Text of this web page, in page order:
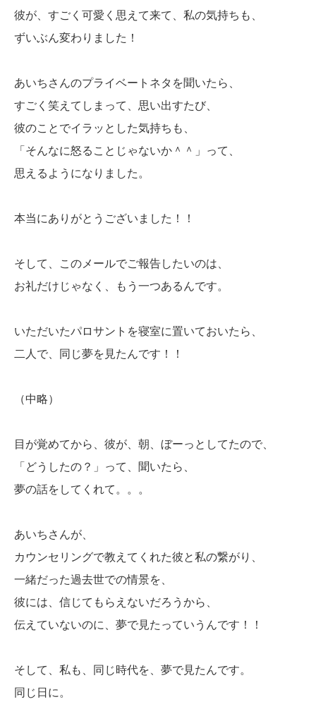
彼が、すごく可愛く思えて来て、私の気持ちも、
ずいぶん変わりました！
あいちさんのプライベートネタを聞いたら、
すごく笑えてしまって、思い出すたび、
彼のことでイラッとした気持ちも、
「そんなに怒ることじゃないか＾＾」って、
思えるようになりました。
本当にありがとうございました！！
そして、このメールでご報告したいのは、
お礼だけじゃなく、もう一つあるんです。
いただいたパロサントを寝室に置いておいたら、
二人で、同じ夢を見たんです！！
（中略）
目が覚めてから、彼が、朝、ぼーっとしてたので、
「どうしたの？」って、聞いたら、
夢の話をしてくれて。。。
あいちさんが、
カウンセリングで教えてくれた彼と私の繋がり、
一緒だった過去世での情景を、
彼には、信じてもらえないだろうから、
伝えていないのに、夢で見たっていうんです！！
そして、私も、同じ時代を、夢で見たんです。
同じ日に。